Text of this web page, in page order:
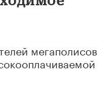
мегаполисов